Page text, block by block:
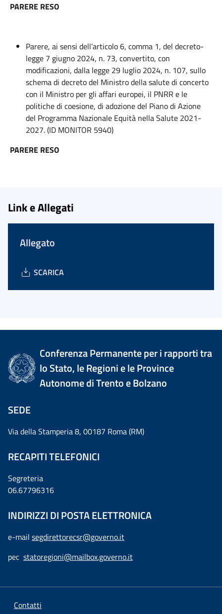
PARERE RESO
Parere, ai sensi dell’articolo 6, comma 1, del decreto-
legge 7 giugno 2024, n. 73, convertito, con
modificazioni, dalla legge 29 luglio 2024, n. 107, sullo
schema di decreto del Ministro della salute di concerto
con il Ministro per gli affari europei, il PNRR e le
politiche di coesione, di adozione del Piano di Azione
del Programma Nazionale Equità nella Salute 2021-
2027. (ID MONITOR 5940)
PARERE RESO
Link e Allegati
Allegato
SCARICA
Conferenza Permanente per i rapporti tra
lo Stato, le Regioni e le Province
Autonome di Trento e Bolzano
SEDE
Via della Stamperia 8, 00187 Roma (RM)
RECAPITI TELEFONICI
Segreteria
06.67796316
INDIRIZZI DI POSTA ELETTRONICA
e-mail segdirettorecsr@governo.it
pec statoregioni@mailbox.governo.it
Contatti